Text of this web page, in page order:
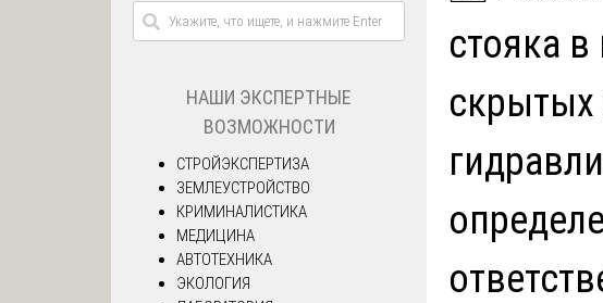
стояка
скрытых
НАШИ ЭКСПЕРТНЫЕ
ВОЗМОЖНОСТИ
СТРОЙЭКСПЕРТИЗА
ЗЕМЛЕУСТРОЙСТВО
КРИМИНАЛИСТИКА
МЕДИЦИНА
АВТОТЕХНИКА
ЭКОЛОГИЯ